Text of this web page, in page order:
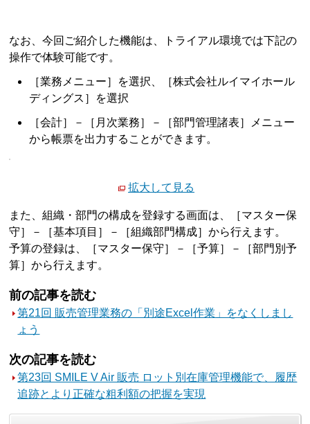
なお、今回ご紹介した機能は、トライアル環境では下記の
操作で体験可能です。
［業務メニュー］を選択、［株式会社ルイマイホール
ディングス］を選択
［会計］－［月次業務］－［部門管理諸表］メニュー
から帳票を出力することができます。
拡大して見る
また、組織・部門の構成を登録する画面は、［マスター保
守］－［基本項目］－［組織部門構成］から行えます。
予算の登録は、［マスター保守］－［予算］－［部門別予
算］から行えます。
前の記事を読む
第21回 販売管理業務の「別途Excel作業」をなくしまし
ょう
次の記事を読む
第23回 SMILE V Air 販売 ロット別在庫管理機能で、履歴
追跡とより正確な粗利額の把握を実現